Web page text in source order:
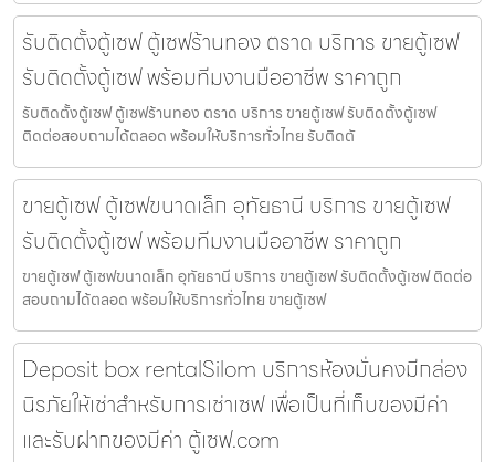
รับติดตั้งตู้เซฟ ตู้เซฟร้านทอง ตราด บริการ ขายตู้เซฟ
รับติดตั้งตู้เซฟ พร้อมทีมงานมืออาชีพ ราคาถูก
รับติดตั้งตู้เซฟ ตู้เซฟร้านทอง ตราด บริการ ขายตู้เซฟ รับติดตั้งตู้เซฟ
ติดต่อสอบถามได้ตลอด พร้อมให้บริการทั่วไทย รับติดตั
ขายตู้เซฟ ตู้เซฟขนาดเล็ก อุทัยธานี บริการ ขายตู้เซฟ
รับติดตั้งตู้เซฟ พร้อมทีมงานมืออาชีพ ราคาถูก
ขายตู้เซฟ ตู้เซฟขนาดเล็ก อุทัยธานี บริการ ขายตู้เซฟ รับติดตั้งตู้เซฟ ติดต่อ
สอบถามได้ตลอด พร้อมให้บริการทั่วไทย ขายตู้เซฟ
Deposit box rentalSilom บริการห้องมั่นคงมีกล่อง
นิรภัยให้เช่าสำหรับการเช่าเซฟ เพื่อเป็นที่เก็บของมีค่า
และรับฝากของมีค่า ตู้เซฟ.com